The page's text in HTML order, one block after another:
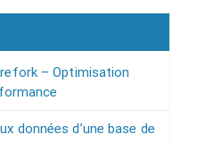
– Optimisation
données d’une base de